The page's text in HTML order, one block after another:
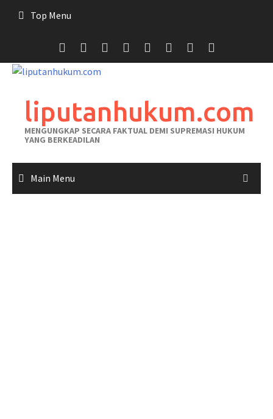
Top Menu
liputanhukum.com
MENGUNGKAP SECARA FAKTUAL DEMI SUPREMASI HUKUM
YANG BERKEADILAN
Main Menu